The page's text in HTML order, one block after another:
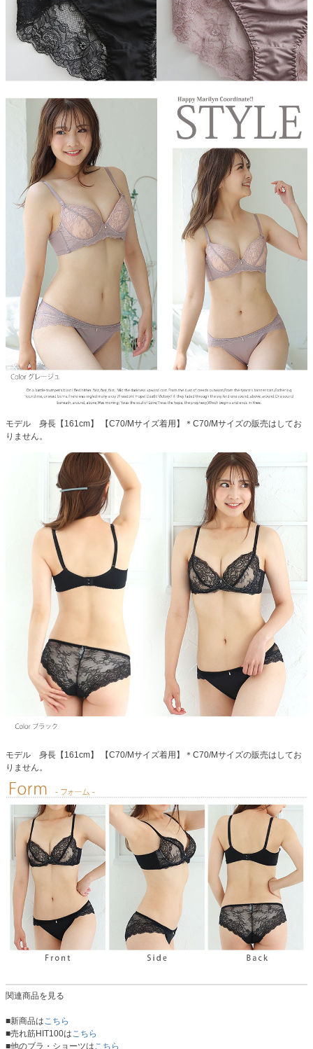
モデル 身長【161cm】 【C70/Mサイズ着用】＊C70/Mサイズの販売はしてお
りません。
モデル 身長【161cm】 【C70/Mサイズ着用】＊C70/Mサイズの販売はしてお
りません。
関連商品を見る
■新商品は こちら
■売れ筋HIT100は こちら
■他のブラ・ショーツは こちら